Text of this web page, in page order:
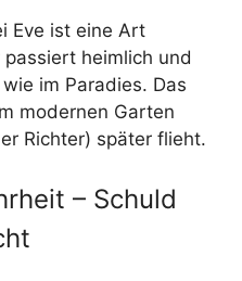
Eve ist eine Art
heimlich und
im Paradies. Das
modernen Garten
Richter) später flieht.
– Schuld